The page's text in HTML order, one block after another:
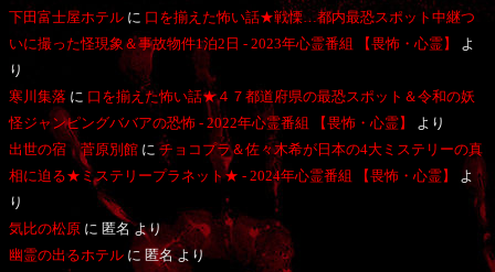
下田富士屋ホテル に 口を揃えた怖い話★戦慄…都内最恐スポット中継つ
いに撮った怪現象＆事故物件1泊2日 - 2023年心霊番組 【畏怖・心霊】
よ
り
寒川集落 に 口を揃えた怖い話★４７都道府県の最恐スポット＆令和の妖
怪ジャンピングババアの恐怖 - 2022年心霊番組 【畏怖・心霊】
より
出世の宿 菅原別館 にチョコプラ＆佐々木希が日本の4大ミステリーの真
相に迫る★ミステリープラネット★ - 2024年心霊番組 【畏怖・心霊】
よ
り
気比の松原 に 匿名より
幽霊の出るホテル に 匿名より